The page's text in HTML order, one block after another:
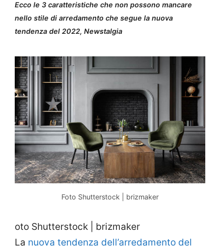
Ecco le 3 caratteristiche che non possono mancare
nello stile di arredamento che segue la nuova
tendenza del 2022, Newstalgia
Foto Shutterstock | brizmaker
oto Shutterstock | brizmaker
La nuova tendenza dell’arredamento del